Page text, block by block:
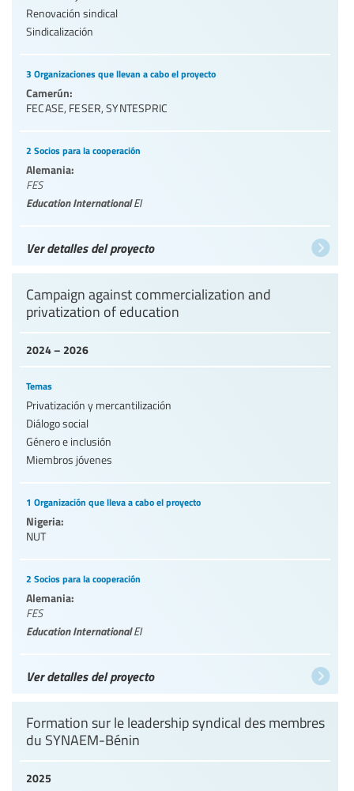
Renovación sindical
Sindicalización
3 Organizaciones que llevan a cabo el proyecto
Camerún:
FECASE, FESER,SYNTESPRIC
2 Socios para la cooperación
Alemania:
FES
Education InternationalEI
Ver detalles del proyecto
2024 – 2026
Campaign against commercialization and
privatization of education
Temas
Privatización y mercantilización
Diálogo social
Género e inclusión
Miembros jóvenes
1 Organización que lleva a cabo el proyecto
Nigeria:
NUT
2 Socios para la cooperación
Alemania:
FES
Education InternationalEI
Ver detalles del proyecto
2025
Formation sur le leadership syndical des membres
du SYNAEM-Bénin